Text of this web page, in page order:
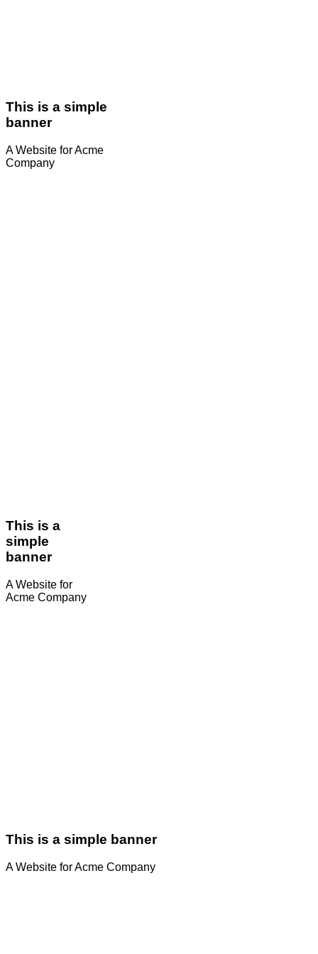
This is a simple
banner
A Website for Acme
Company
This is a
simple
banner
A Website for
Acme Company
This is a simple banner
A Website for Acme Company